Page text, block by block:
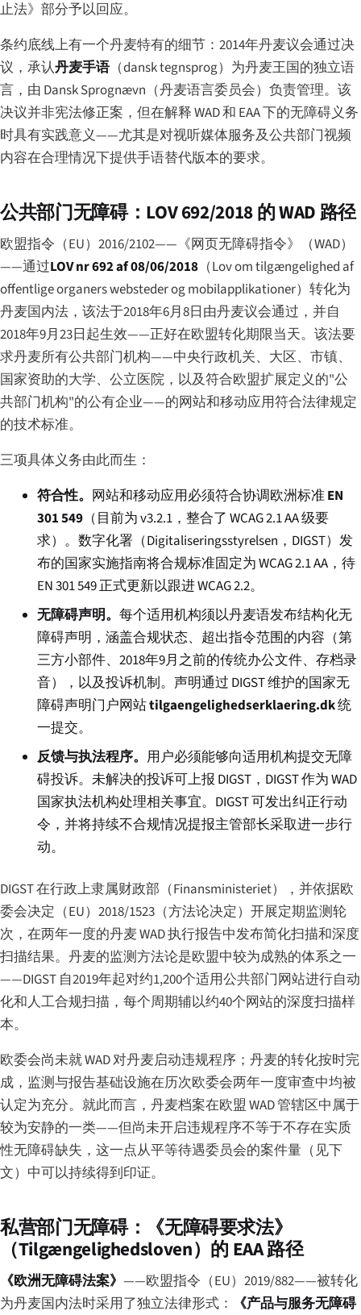
止法》部分予以回应。
条约底线上有一个丹麦特有的细节：2014年丹麦议会通过决
议，承认丹麦手语（dansk tegnsprog）为丹麦王国的独立语
言，由 Dansk Sprognævn（丹麦语言委员会）负责管理。该
决议并非宪法修正案，但在解释 WAD 和 EAA 下的无障碍义务
时具有实践意义——尤其是对视听媒体服务及公共部门视频
内容在合理情况下提供手语替代版本的要求。
公共部门无障碍：LOV 692/2018 的 WAD 路径
欧盟指令（EU）2016/2102——《网页无障碍指令》（WAD）
——通过LOV nr 692 af 08/06/2018 （Lov om tilgængelighed af
offentlige organers websteder og mobilapplikationer）转化为
丹麦国内法，该法于2018年6月8日由丹麦议会通过，并自
2018年9月23日起生效——正好在欧盟转化期限当天。该法要
求丹麦所有公共部门机构——中央行政机关、大区、市镇、
国家资助的大学、公立医院，以及符合欧盟扩展定义的"公
共部门机构"的公有企业——的网站和移动应用符合法律规定
的技术标准。
三项具体义务由此而生：
符合性。 网站和移动应用必须符合协调欧洲标准EN
301 549 （目前为 v3.2.1，整合了 WCAG 2.1 AA 级要
求）。数字化署（Digitaliseringsstyrelsen ，DIGST）发
布的国家实施指南将合规标准固定为 WCAG 2.1 AA，待
EN 301 549 正式更新以跟进 WCAG 2.2。
无障碍声明。每个适用机构须以丹麦语发布结构化无
障碍声明，涵盖合规状态、超出指令范围的内容（第
三方小部件、2018年9月之前的传统办公文件、存档录
音），以及投诉机制。声明通过 DIGST 维护的国家无
障碍声明门户网站tilgaengelighedserklaering.dk统
一提交。
反馈与执法程序。用户必须能够向适用机构提交无障
碍投诉。未解决的投诉可上报 DIGST，DIGST 作为 WAD
国家执法机构处理相关事宜。DIGST 可发出纠正行动
令，并将持续不合规情况提报主管部长采取进一步行
动。
DIGST 在行政上隶属财政部（Finansministeriet），并依据欧
委会决定（EU）2018/1523（方法论决定）开展定期监测轮
次，在两年一度的丹麦 WAD 执行报告中发布简化扫描和深度
扫描结果。丹麦的监测方法论是欧盟中较为成熟的体系之一
——DIGST 自2019年起对约1,200个适用公共部门网站进行自动
化和人工合规扫描，每个周期辅以约40个网站的深度扫描样
本。
欧委会尚未就 WAD 对丹麦启动违规程序；丹麦的转化按时完
成，监测与报告基础设施在历次欧委会两年一度审查中均被
认定为充分。就此而言，丹麦档案在欧盟 WAD 管辖区中属于
较为安静的一类——但尚未开启违规程序不等于不存在实质
性无障碍缺失，这一点从平等待遇委员会的案件量（见下
文）中可以持续得到印证。
私营部门无障碍：《无障碍要求法》
（Tilgængelighedsloven）的 EAA 路径
《欧洲无障碍法案》 ——欧盟指令（EU）2019/882——被转化
为丹麦国内法时采用了独立法律形式：
《产品与服务无障碍